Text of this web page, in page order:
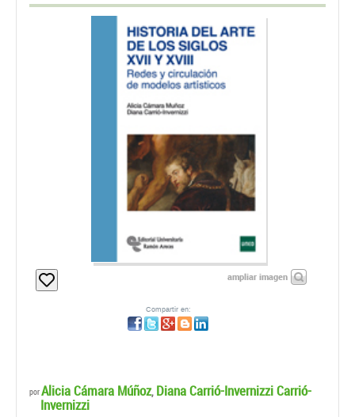
ampliar imagen
Compartir en:
porAlicia Cámara Múñoz, Diana Carrió-Invernizzi Carrió-
Invernizzi